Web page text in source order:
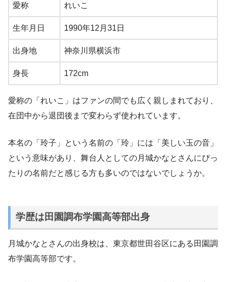
愛称 れいこ
生年月日 1990年12月31日
出身地 神奈川県横浜市
身長 172cm
愛称の「れいこ」はファンの間でも広く親しまれており、
在団中から退団後まで変わらず使われています。
本名の「玲子」という名前の「玲」には「美しい玉の音」
という意味があり、舞台人としての月城かなとさんにぴっ
たりの名前だと感じる方も多いのではないでしょうか。
学歴は田園調布学園高等部出身
月城かなとさんの出身校は、東京都世田谷区にある田園調
布学園高等部です。